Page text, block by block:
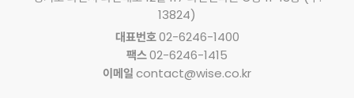
13824)
대표번호02-6246-1400
팩스02-6246-1415
이메일contact@wise.co.kr